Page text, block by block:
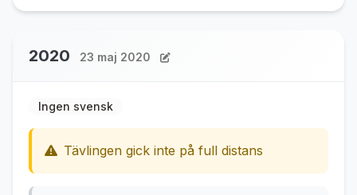
2020 23 maj 2020
Ingen svensk
Tävlingen gick inte på full distans